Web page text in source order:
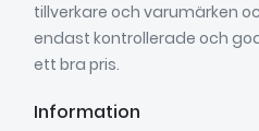
tillverkare och varumärken
endast kontrollerade och
ett bra pris.
Information